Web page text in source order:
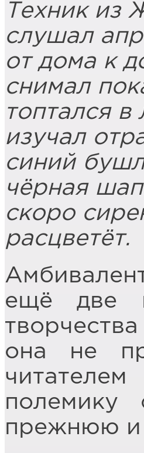
Техник из
слушал
от дома к
снимал
топтался
изучал
синий
чёрная
скоро
расцветёт.
ещё две
она не
полемику
прежнюю